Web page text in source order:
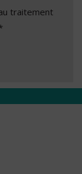
traitement